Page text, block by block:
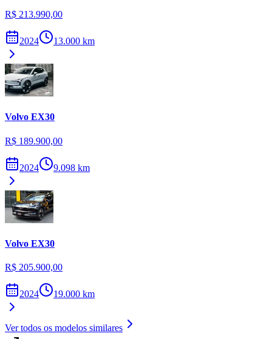
R$ 213.990,00
2024 13.000 km
Volvo EX30
R$ 189.900,00
2024 9.098 km
Volvo EX30
R$ 205.900,00
2024 19.000 km
Ver todos os modelos similares